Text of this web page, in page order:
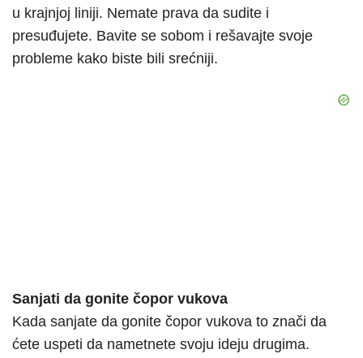
u krajnjoj liniji. Nemate prava da sudite i
presuđujete. Bavite se sobom i rešavajte svoje
probleme kako biste bili srećniji.
Sanjati da gonite čopor vukova
Kada sanjate da gonite čopor vukova to znači da
ćete uspeti da nametnete svoju ideju drugima.